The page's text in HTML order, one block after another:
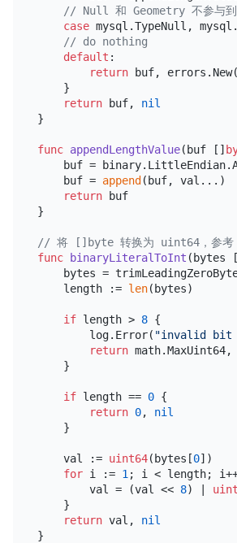
// Null 和 Geometry 不参与到
case mysql.TypeNull,
// do nothing
default :
return buf, errors.New(
    }
return buf, nil
}
func appendLengthValue(buf []
buf =
    buf =
append (buf, val...)
return buf
}
// 将 []byte 转换为 uint64，参
func
binaryLiteralToInt (bytes
bytes =
    length :=
len(bytes)
if length > 8 {
        log.Error(
"invalid bit
return math.MaxUint64,
    }
if length == 0 {
return 0, nil
    }
    val :=
uint64(bytes[0])
for i := 1 ; i < length;
        val = (val <<
8) |
    }
return val, nil
}